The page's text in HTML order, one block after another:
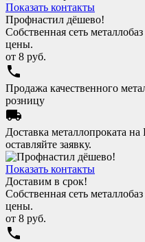
Показать контакты
Профнастил дёшево!
Собственная сеть
цены.
от 8 руб.
phone
Продажа качественного
розницу
local_shipping
Доставка металлопроката
оставляйте заявку.
Показать контакты
Доставим в срок!
Собственная сеть
цены.
от 8 руб.
phone